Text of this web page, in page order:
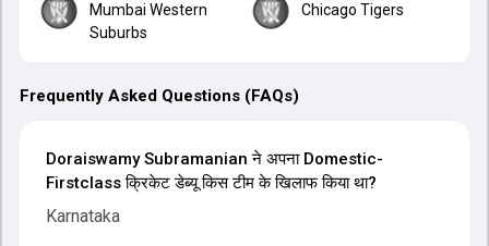
Mumbai Western
Suburbs
Chicago Tigers
Frequently Asked Questions (FAQs)
Doraiswamy Subramanian ने अपना Domestic-
Firstclass क्रिकेट डेब्यू किस टीम के खिलाफ किया था?
Karnataka